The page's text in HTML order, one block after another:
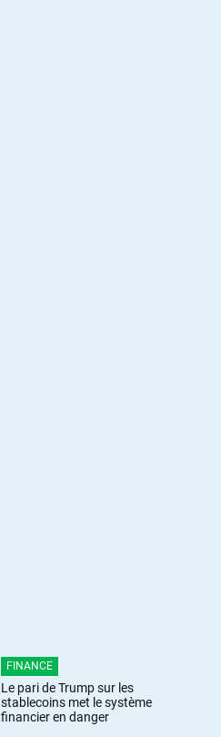
FINANCE
Le pari de Trump sur les
stablecoins met le système
financier en danger